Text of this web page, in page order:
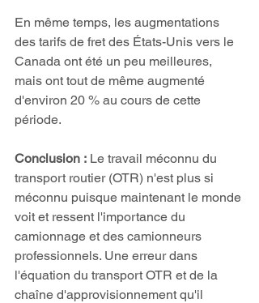
En même temps, les augmentations
des tarifs de fret des États-Unis vers le
Canada ont été un peu meilleures,
mais ont tout de même augmenté
d'environ 20 % au cours de cette
période.
Conclusion : Le travail méconnu du
transport routier (OTR) n'est plus si
méconnu puisque maintenant le monde
voit et ressent l'importance du
camionnage et des camionneurs
professionnels. Une erreur dans
l'équation du transport OTR et de la
chaîne d'approvisionnement qu'il